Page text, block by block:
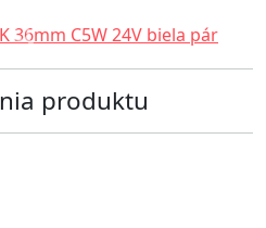
produktu